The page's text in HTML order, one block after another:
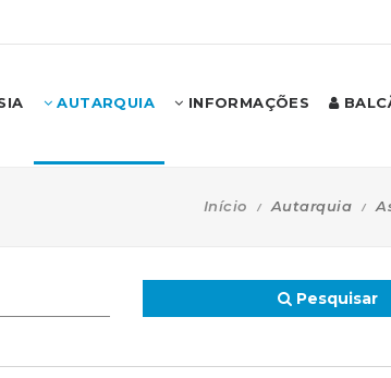
AUTARQUIA INFORMAÇÕES
Início Autarquia
Pesquisar